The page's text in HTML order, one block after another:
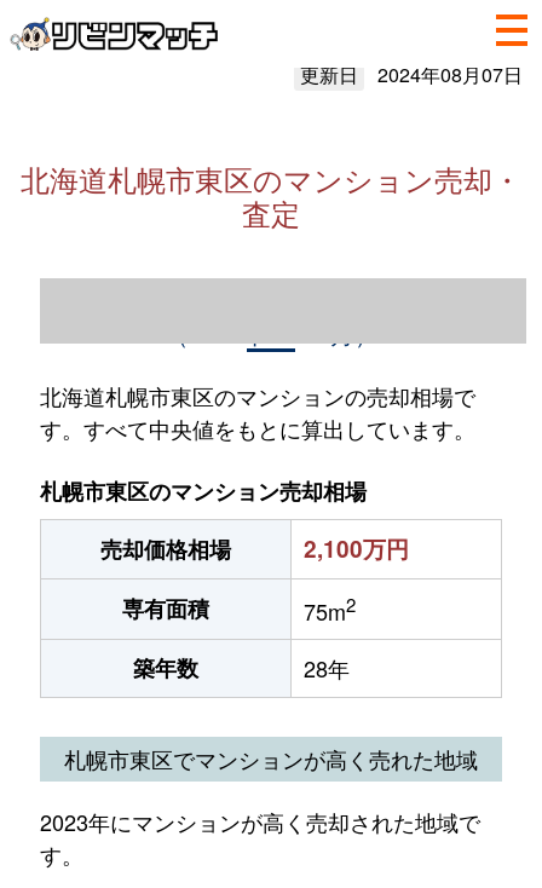
更新日 2024年08月07日
北海道札幌市東区のマンション売却・
査定
北海道札幌市東区のマンションの売却相場で
す。すべて中央値をもとに算出しています。
札幌市東区のマンション売却相場
売却価格相場
2,100万円
専有面積 75m2
築年数 28年
札幌市東区でマンションが高く売れた地域
2023年にマンションが高く売却された地域で
す。